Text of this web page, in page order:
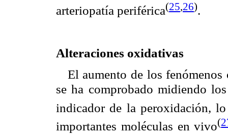
arteriopatía periférica(25,26).
Alteraciones oxidativas
El aumento de los
se ha comprobado midiendo
indicador de la peroxidación,
importantes moléculas en vivo(